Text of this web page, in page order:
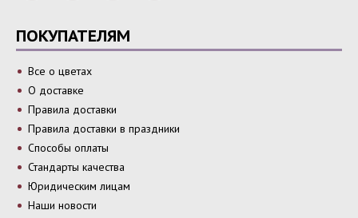
ПОКУПАТЕЛЯМ
Все о цветах
О доставке
Правила доставки
Правила доставки в праздники
Способы оплаты
Стандарты качества
Юридическим лицам
Наши новости